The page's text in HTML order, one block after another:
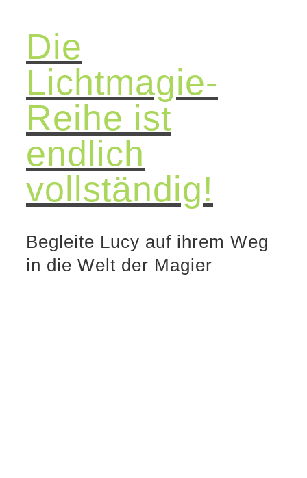
Die
Lichtmagie-
Reihe ist
endlich
vollständig!
Begleite Lucy auf ihrem Weg
in die Welt der Magier